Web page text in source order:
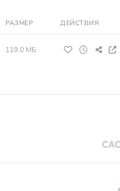
РАЗМЕР ДЕЙСТВИЯ
119.0 МБ